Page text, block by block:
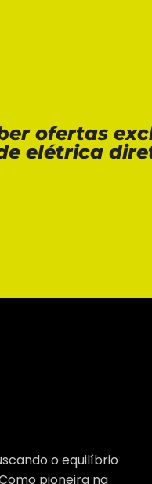
ofertas
elétrica
o equilíbrio
pioneira na